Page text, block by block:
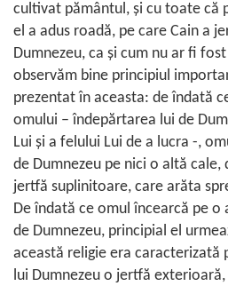
cultivat pământul, şi cu toate că
el a adus roadă, pe care Cain a
Dumnezeu, ca şi cum nu ar fi
observăm bine principiul
prezentat în aceasta: de îndată
omului – îndepărtarea lui de
Lui şi a felului Lui de a lucra -,
de Dumnezeu pe nici o altă
jertfă suplinitoare, care arăta
De îndată ce omul încearcă pe o
de Dumnezeu, principial el
această religie era caracterizată
lui Dumnezeu o jertfă exterioară,